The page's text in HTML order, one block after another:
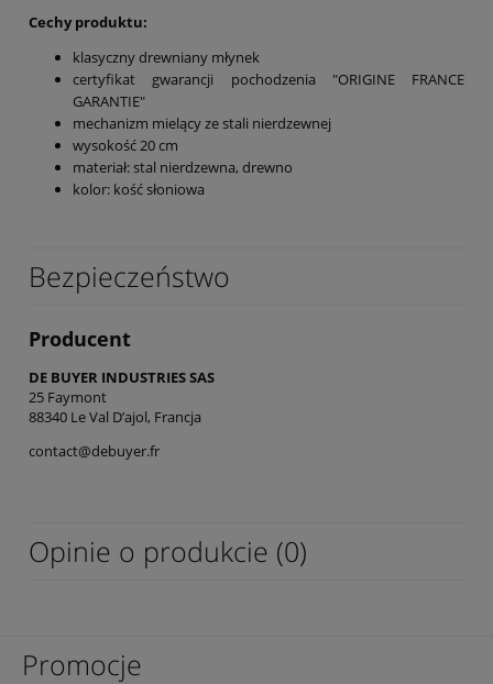
Cechy produktu:
klasyczny drewniany młynek
certyfikat gwarancji pochodzenia "ORIGINE FRANCE
GARANTIE"
mechanizm mielący ze stali nierdzewnej
wysokość 20 cm
materiał: stal nierdzewna, drewno
kolor: kość słoniowa
Bezpieczeństwo
Producent
DE BUYER INDUSTRIES SAS
25 Faymont
88340 Le Val D’ajol, Francja
contact@debuyer.fr
Opinie o produkcie (0)
Promocje